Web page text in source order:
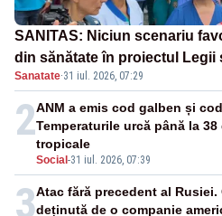
SANITAS: Niciun scenariu
din sănătate în proiectul Legii
Sanatate·31 iul. 2026, 07:29
2
Social-31 iul. 2026, 07:39
ANM a emis cod galben și
Temperaturile urcă până la
tropicale
3Atac fără precedent al
deținută de o companie